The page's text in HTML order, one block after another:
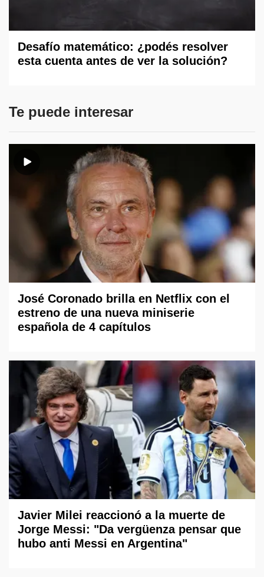
Desafío matemático: ¿podés resolver
esta cuenta antes de ver la solución?
Te puede interesar
José Coronado brilla en Netflix con el
estreno de una nueva miniserie
española de 4 capítulos
Javier Milei reaccionó a la muerte de
Jorge Messi: "Da vergüenza pensar que
hubo anti Messi en Argentina"